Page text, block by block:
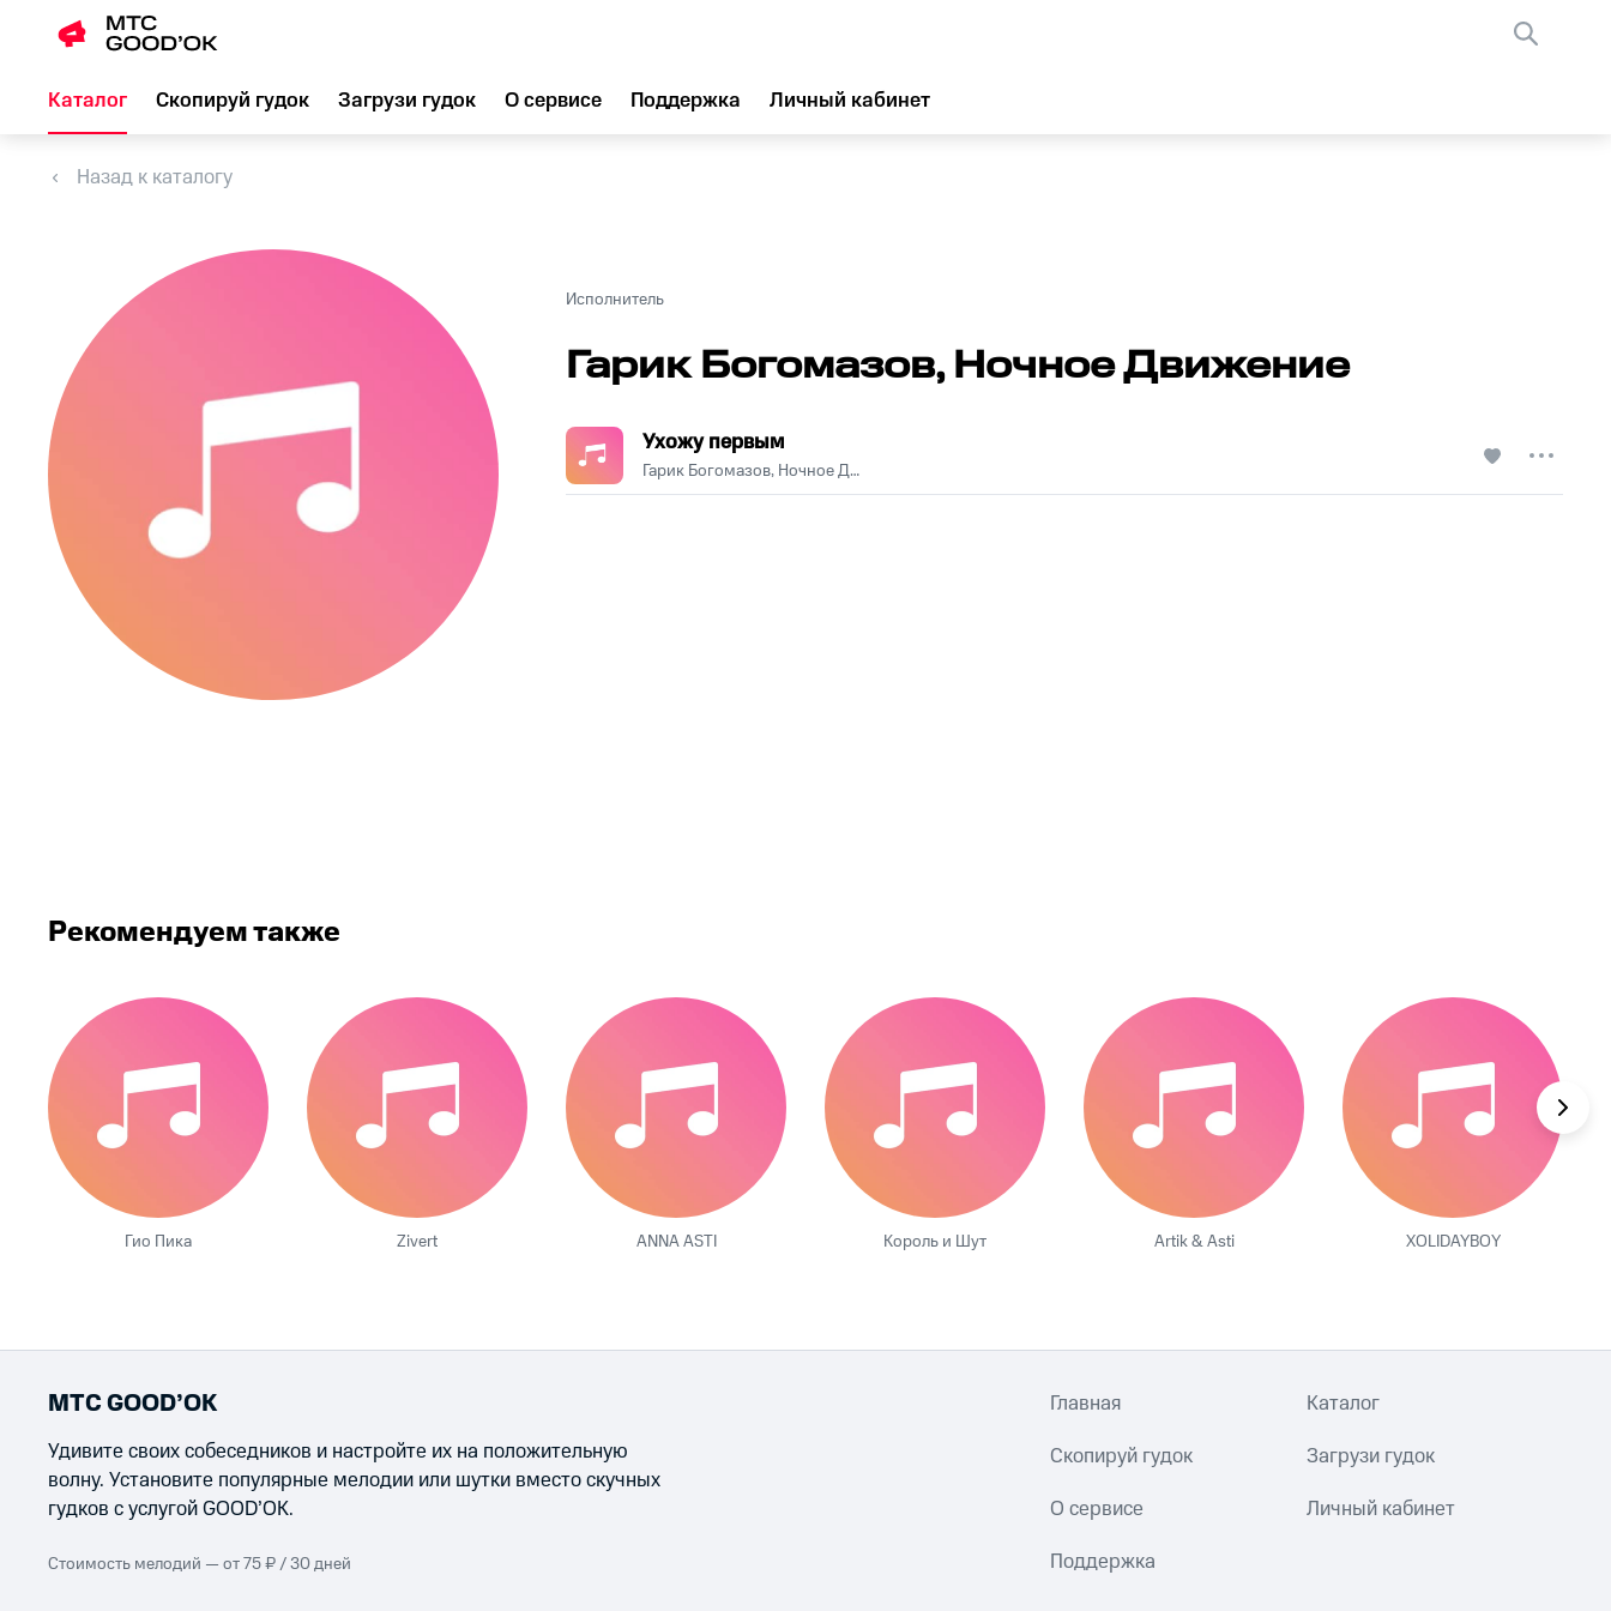
Каталог Скопируй гудок Загрузи гудок О сервисе Поддержка Личный кабинет
Назад к каталогу
Исполнитель
Гарик Богомазов, Ночное Движение
Ухожу первым
Гарик Богомазов, Ночное Движение
Рекомендуем также
Гио Пика Zivert ANNA ASTI Король и Шут Artik & Asti XOLIDAYBOY
МТС GOOD’OK
Удивите своих собеседников и настройте их на положительную
волну. Установите популярные мелодии или шутки вместо скучных
гудков с услугой GOOD’OK.
Стоимость мелодий — от 75 ₽ / 30 дней
Главная Каталог
Скопируй гудок Загрузи гудок
О сервисе Личный кабинет
Поддержка